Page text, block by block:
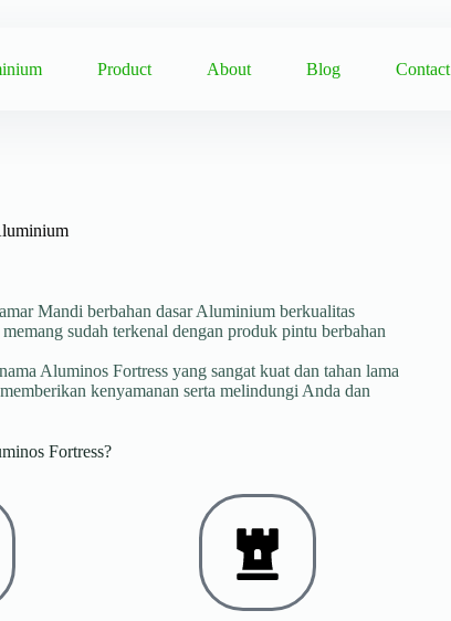
Product About Blog Contact
Mandi berbahan dasar Aluminium berkualitas
sudah terkenal dengan produk pintu berbahan
Aluminos Fortress yang sangat kuat dan tahan lama
kenyamanan serta melindungi Anda dan
Fortress?